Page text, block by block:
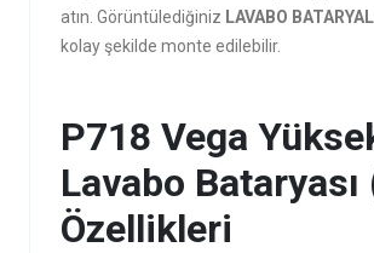
atın. Görüntülediğiniz LAVABO
kolay şekilde monte edilebilir.
P718 Vega
Lavabo Bataryası
Özellikleri